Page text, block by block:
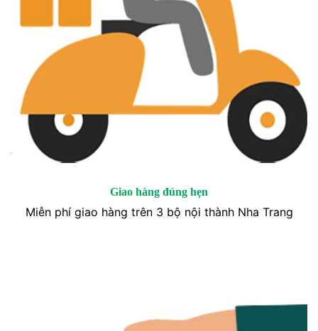
Giao hàng đúng hẹn
Miễn phí giao hàng trên 3 bộ nội thành Nha Trang